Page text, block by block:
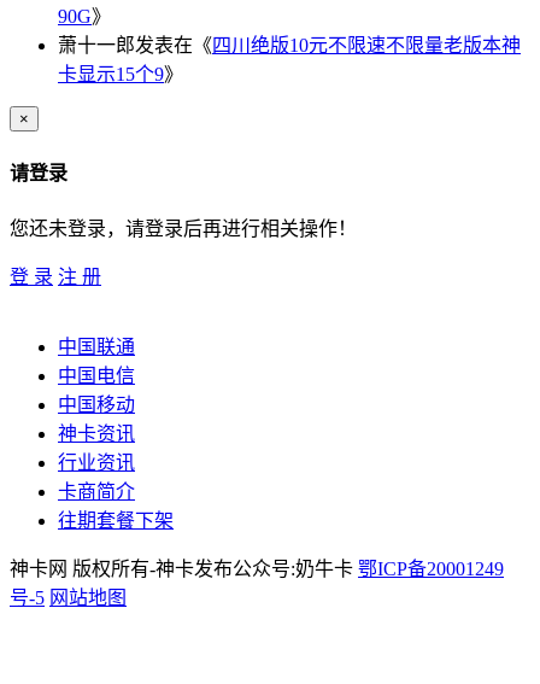
90G》
萧十一郎发表在《四川绝版10元不限速不限量老版本神
卡显示15个9》
×
请登录
您还未登录，请登录后再进行相关操作！
登 录 注 册
中国联通
中国电信
中国移动
神卡资讯
行业资讯
卡商简介
往期套餐下架
神卡网 版权所有-神卡发布公众号:奶牛卡 鄂ICP备20001249
号-5 网站地图